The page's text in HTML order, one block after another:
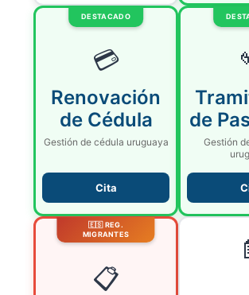
DESTACADO
💳
Renovación
de Cédula
Gestión de cédula uruguaya
Cita
de
Gestión
🇪🇸 REG.
MIGRANTES
📋